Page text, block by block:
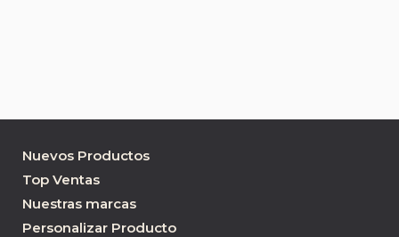
Nuevos Productos
Top Ventas
Nuestras marcas
Personalizar Producto